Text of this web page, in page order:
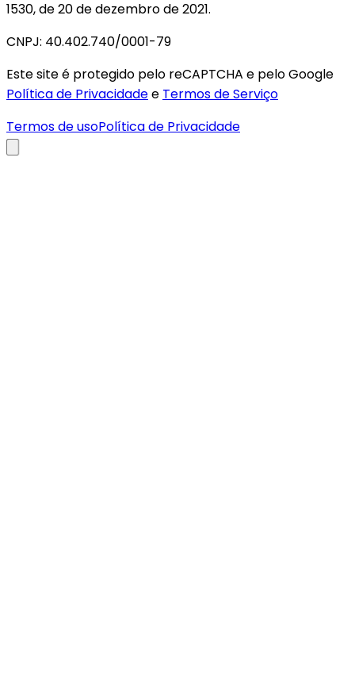
1530, de 20 de dezembro de 2021.
CNPJ: 40.402.740/0001-79
Este site é protegido pelo reCAPTCHA e pelo Google
Política de Privacidadee Termos de Serviço
Termos de usoPolítica de Privacidade